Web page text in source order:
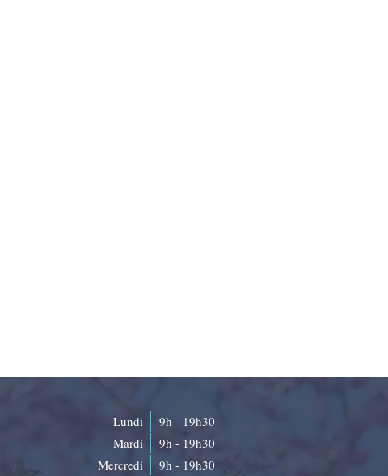
Lundi
9h - 19h30
Mardi
9h - 19h30
Mercredi
9h - 19h30